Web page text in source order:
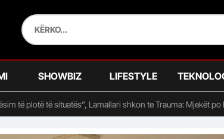
SHOWBIZ LIFESTYLE
të plotë të situatës”, Lamallari shkon te Trauma: Mjekët